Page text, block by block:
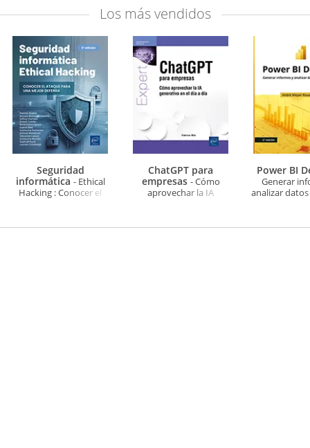
Los más vendidos
Seguridad
informática - Ethical
Hacking : Conocer el
ChatGPT para
empresas - Cómo
aprovechar la IA
Power BI
Generar
analizar